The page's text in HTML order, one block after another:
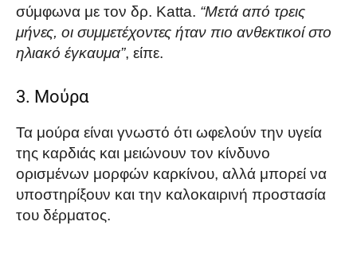
σύμφωνα με τον δρ. Katta. “Μετά από τρεις
μήνες, οι συμμετέχοντες ήταν πιο ανθεκτικοί στο
ηλιακό έγκαυμα”, είπε.
3. Μούρα
Τα μούρα είναι γνωστό ότι ωφελούν την υγεία
της καρδιάς και μειώνουν τον κίνδυνο
ορισμένων μορφών καρκίνου, αλλά μπορεί να
υποστηρίξουν και την καλοκαιρινή προστασία
του δέρματος.